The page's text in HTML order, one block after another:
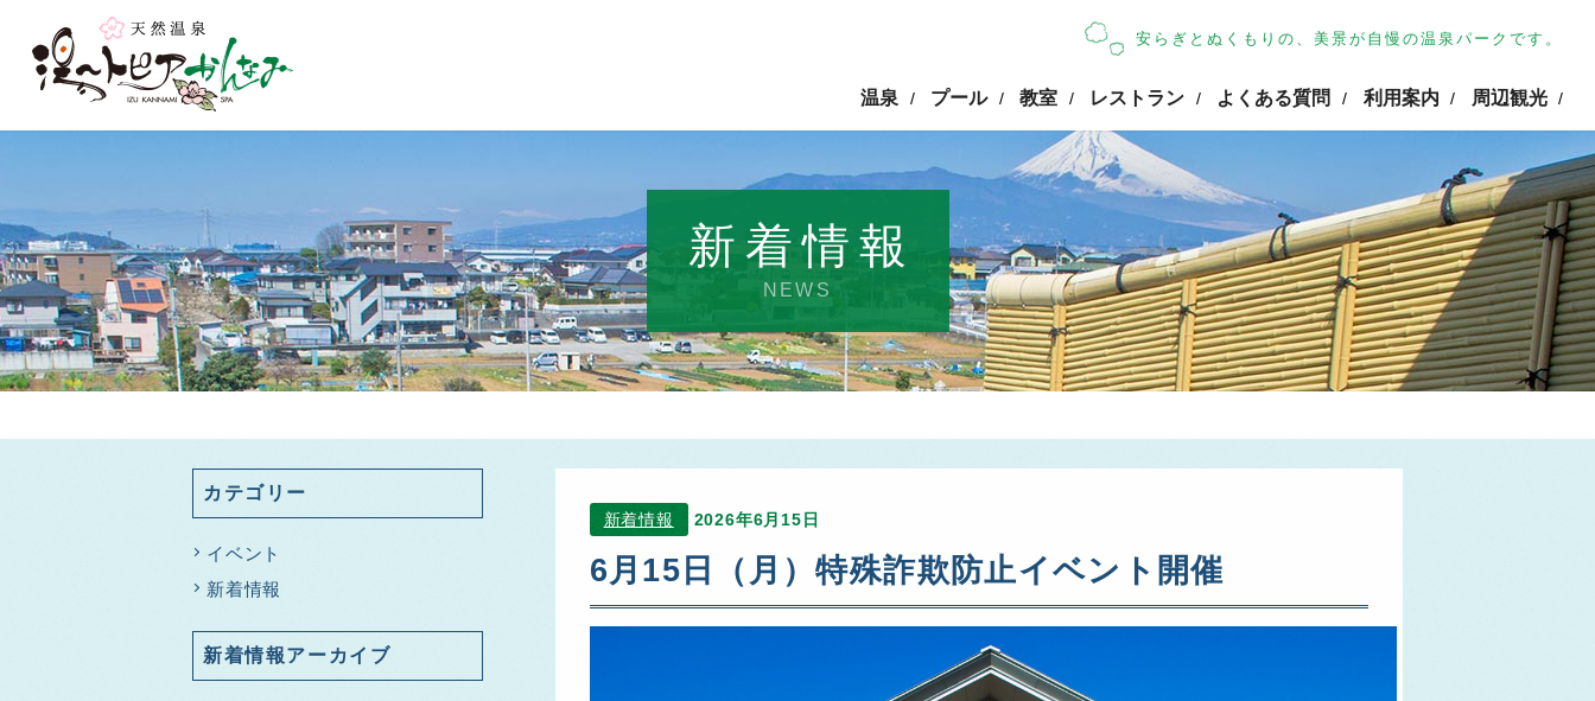
安らぎとぬくもりの、美景が自慢の温泉パークです。
温泉 / プール / 教室 / レストラン / よくある質問 / 利用案内 / 周辺観光 /
新着情報
NEWS
新着情報 2026年6月15日
6月15日（月）特殊詐欺防止イベント開催
カテゴリー
イベント
新着情報
新着情報アーカイブ